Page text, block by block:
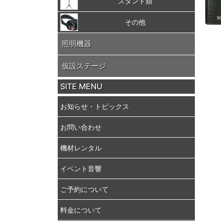
その他
照明機器
仮設ステージ
SITE MENU
お知らせ・トピックス
お問い合わせ
機材レンタル
イベント音響
ご予約について
料金について